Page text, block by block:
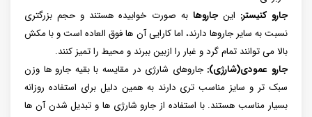
جارو کنیستر: این جاروها به صورت خوابیده هستند و حجم بزرگتری
نسبت به سایر جاروها دارند، اما کارایی آن ها فوق العاده است و با مکش
بالا می توانند تمام گرد و غبار را ازبین ببرند و محیط را تمیز کنند.
جارو عمودی(شارژی): جاروهای شارژی در مقایسه با بقیه جارو ها وزن
سبک تر و سایز مناسب تری دارند به همین دلیل برای استفاده روزانه
بسیار مناسب هستند. با استفاده از جارو شارژی ها و تبدیل شدن آن ها